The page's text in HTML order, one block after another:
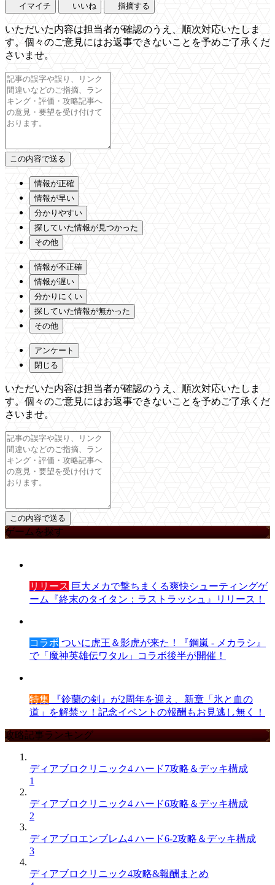
イマイチ いいね 指摘する
いただいた内容は担当者が確認のうえ、順次対応いたしま
す。個々のご意見にはお返事できないことを予めご了承くだ
さいませ。
情報が正確
情報が早い
分かりやすい
探していた情報が見つかった
その他
情報が不正確
情報が遅い
分かりにくい
探していた情報が無かった
その他
アンケート
閉じる
いただいた内容は担当者が確認のうえ、順次対応いたしま
す。個々のご意見にはお返事できないことを予めご了承くだ
さいませ。
ゲームを探す
リリース 巨大メカで撃ちまくる爽快シューティングゲ
ーム『終末のタイタン：ラストラッシュ』リリース！
コラボ ついに虎王＆影虎が来た！『鋼嵐 - メカラシ』
で「魔神英雄伝ワタル」コラボ後半が開催！
特集 『鈴蘭の剣』が2周年を迎え、新章「氷と血の
道」を解禁ッ！記念イベントの報酬もお見逃し無く！
攻略記事ランキング
ディアブロクリニック4 ハード7攻略＆デッキ構成
1
ディアブロクリニック4 ハード6攻略＆デッキ構成
2
ディアブロエンブレム4 ハード6-2攻略＆デッキ構成
3
ディアブロクリニック4攻略&報酬まとめ